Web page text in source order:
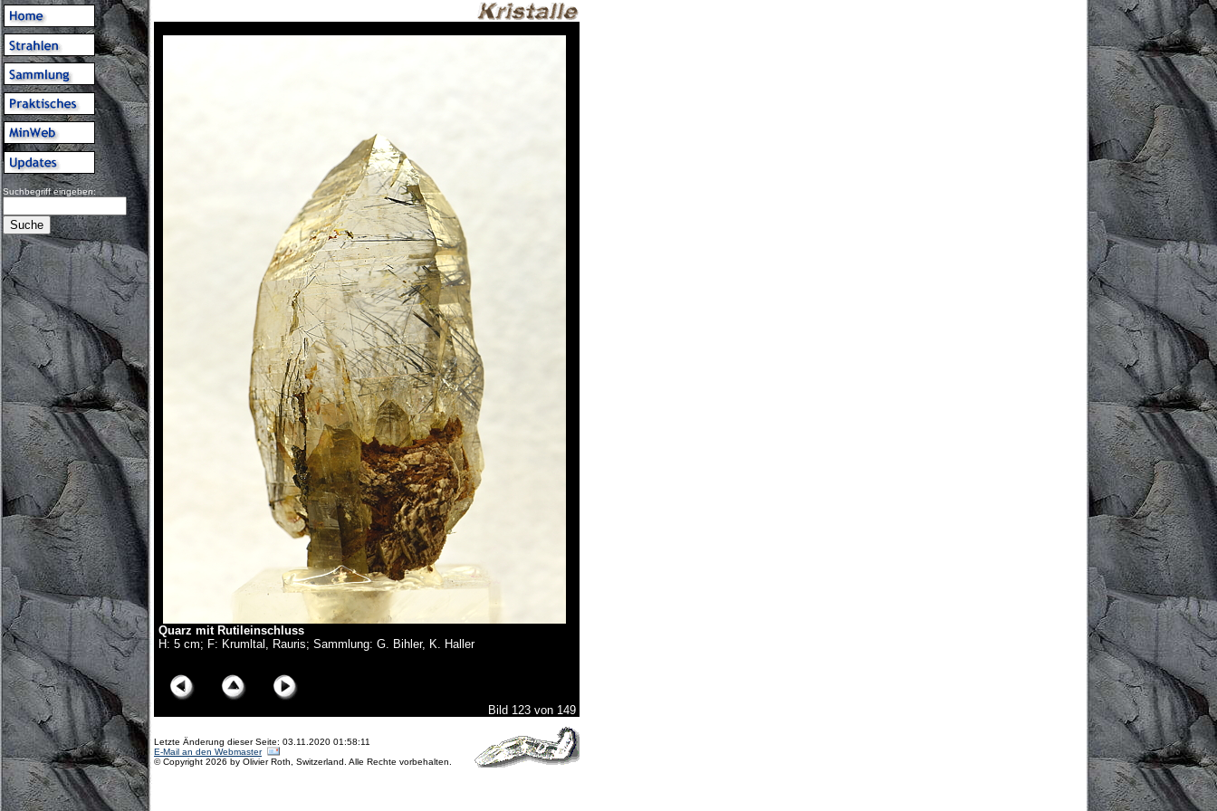
Suchbegriff eingeben:
Quarz mit Rutileinschluss
H: 5 cm; F: Krumltal, Rauris; Sammlung: G. Bihler, K. Haller
Bild 123 von 149
Letzte Änderung dieser Seite: 03.11.2020 01:58:11
E-Mail an den Webmaster
© Copyright 2026 by Olivier Roth, Switzerland. Alle Rechte vorbehalten.